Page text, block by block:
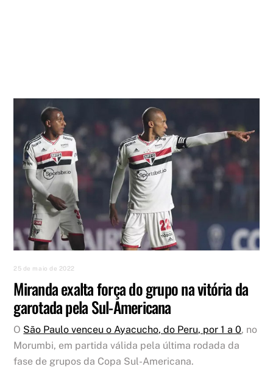
25 de maio de 2022
Miranda exalta força do grupo na vitória da
garotada pela Sul-Americana
O São Paulo venceu o Ayacucho, do Peru, por 1 a 0, no
Morumbi, em partida válida pela última rodada da
fase de grupos da Copa Sul-Americana.